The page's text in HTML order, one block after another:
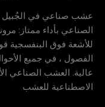
عشب صناعي في الجُبيل
الصناعي بأداء ممتاز:
للأشعة فوق البنفسجية
الفصول ، في جميع
عالية. العشب الصناعي
الاصطناعية للعشب